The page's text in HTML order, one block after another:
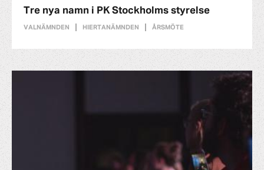
Tre nya namn i PK Stockholms styrelse
VALNÄMNDEN HIERTANÄMNDEN ÅRSMÖTE